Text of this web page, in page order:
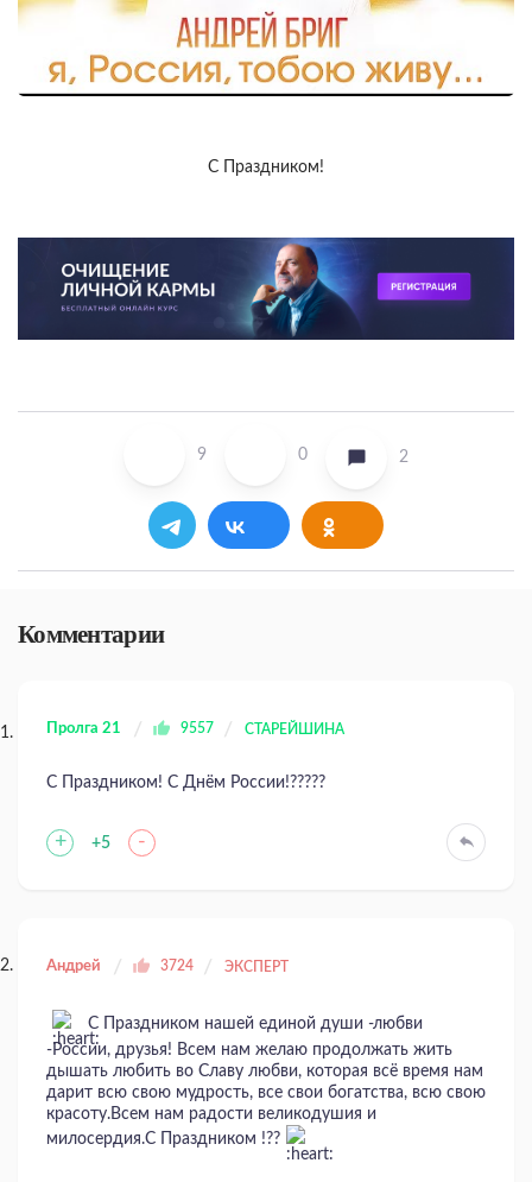
С Праздником!
9 0 2
Комментарии
Пролга 21 9557 СТАРЕЙШИНА
С Праздником! С Днём России!?????
+ +5 -
Андрей 3724 ЭКСПЕРТ
С Праздником нашей единой души -любви
-России, друзья! Всем нам желаю продолжать жить
дышать любить во Славу любви, которая всё время нам
дарит всю свою мудрость, все свои богатства, всю свою
красоту.Всем нам радости великодушия и
милосердия.С Праздником !??